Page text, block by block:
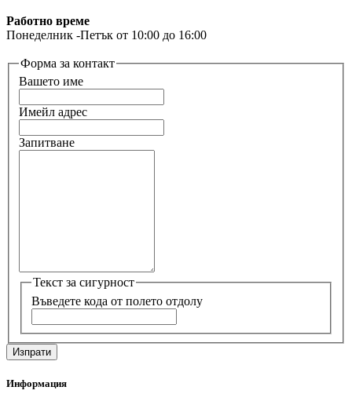
Работно време
Понеделник -Петък от 10:00 до 16:00
Форма за контакт
Вашето име
Имейл адрес
Запитване
Текст за сигурност
Въведете кода от полето отдолу
Информация